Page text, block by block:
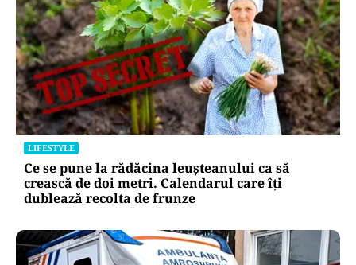
LIFESTYLE
Ce se pune la rădăcina leușteanului ca să
crească de doi metri. Calendarul care îți
dublează recolta de frunze